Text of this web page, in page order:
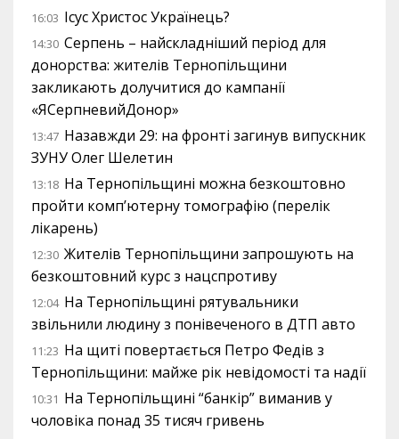
16:03 Ісус Христос Українець?
14:30 Серпень – найскладніший період для
донорства: жителів Тернопільщини
закликають долучитися до кампанії
«ЯСерпневийДонор»
13:47 Назавжди 29: на фронті загинув випускник
ЗУНУ Олег Шелетин
13:18 На Тернопільщині можна безкоштовно
пройти комп’ютерну томографію (перелік
лікарень)
12:30 Жителів Тернопільщини запрошують на
безкоштовний курс з нацспротиву
12:04 На Тернопільщині рятувальники
звільнили людину з понівеченого в ДТП авто
11:23 На щиті повертається Петро Федів з
Тернопільщини: майже рік невідомості та надії
10:31 На Тернопільщині “банкір” виманив у
чоловіка понад 35 тисяч гривень